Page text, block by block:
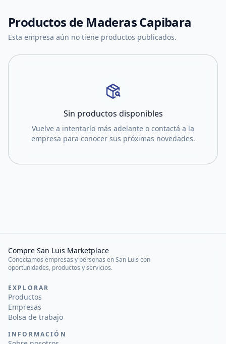
Productos de Maderas Capibara
Esta empresa aún no tiene productos publicados.
Sin productos disponibles
Vuelve a intentarlo más adelante o contactá a la
empresa para conocer sus próximas novedades.
Compre San Luis Marketplace
Conectamos empresas y personas en San Luis con
oportunidades, productos y servicios.
EXPLORAR
Productos
Empresas
Bolsa de trabajo
INFORMACIÓN